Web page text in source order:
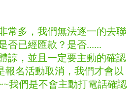
常多，我們無法逐一的去聯
否已經匯款？是否......
諒，並且一定要主動的確認
報名活動取消，我們才會以
我們是不會主動打電話確認